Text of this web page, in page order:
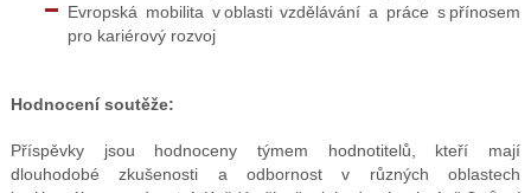
Evropská mobilita v oblasti vzdělávání a práce s přínosem
pro kariérový rozvoj
Hodnocení soutěže:
Příspěvky jsou hodnoceny týmem hodnotitelů, kteří mají
dlouhodobé zkušenosti a odbornost v různých oblastech